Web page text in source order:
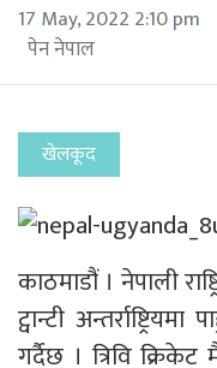
17 May, 2022 2:10 pm
पेन नेपाल
खेलकूद
काठमाडौं । नेपाली
ट्वान्टी
गर्दैछ । त्रिवि